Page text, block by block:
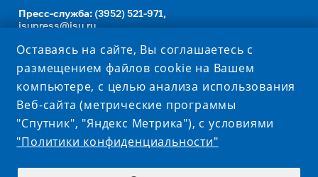
Пресс-служба: (3952) 521-971,
isupress@isu.ru
Телефонный справочник
Оставаясь на сайте, Вы соглашаетесь с
размещением файлов cookie на Вашем
компьютере, с целью анализа использования
Веб-сайта (метрические программы
"Спутник", "Яндекс Метрика"), с условиями
"Политики конфиденциальности"